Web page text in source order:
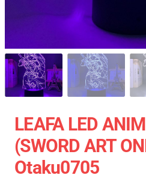
LEAFA LED
(SWORD ART
Otaku0705